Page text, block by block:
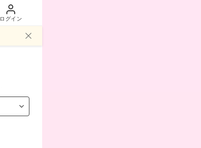
ログイン